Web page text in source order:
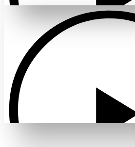
Проиграть видео